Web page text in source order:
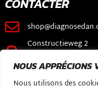
NOUS APPRÉCIONS
Nous utilisons des
CONTACTER
Constructieweg 2
LIENS